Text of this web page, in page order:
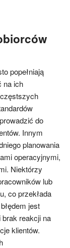
popełniają
na ich
do
Innym
planowania
operacyjnymi,
Niektórzy
lub
co przekłada
jest
reakcji na
klientów.